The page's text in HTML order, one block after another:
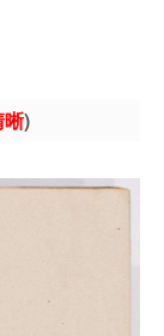
晰)